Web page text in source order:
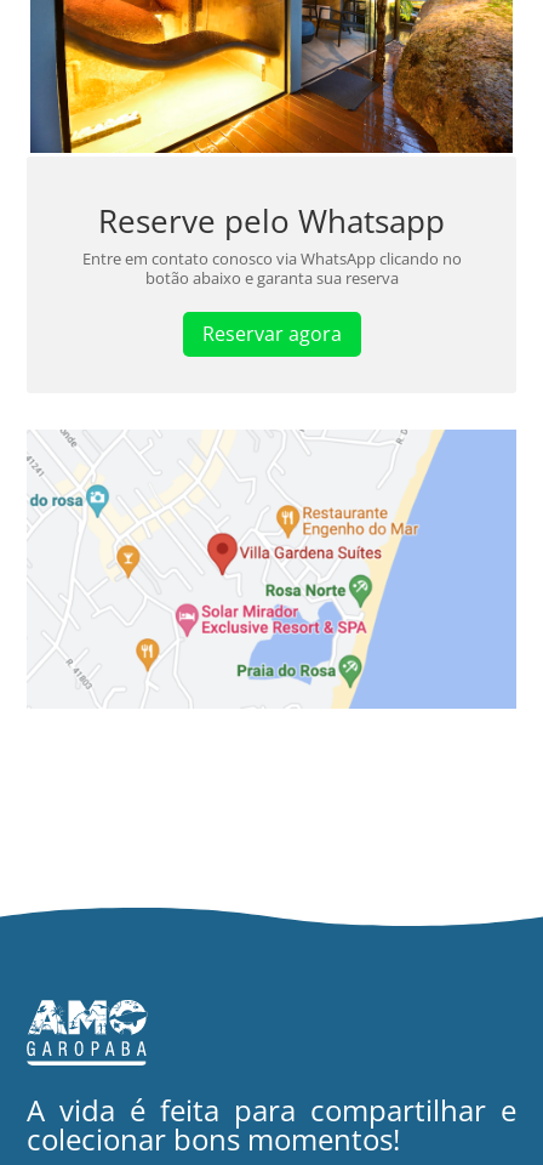
Reserve pelo Whatsapp
Entre em contato conosco via WhatsApp clicando no
botão abaixo e garanta sua reserva
Reservar agora
A vida é feita para compartilhar e
colecionar bons momentos!